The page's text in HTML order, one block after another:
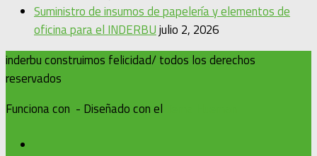
Suministro de insumos de papelería y elementos de
oficina para el INDERBUjulio 2, 2026
inderbu construimos felicidad/ todos los derechos
reservados
Funciona con - Diseñado con el